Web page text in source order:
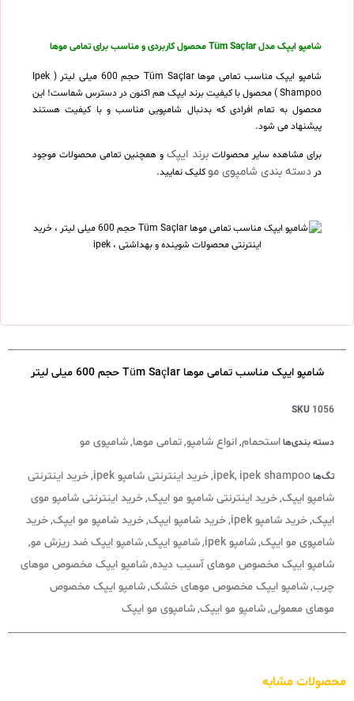
شامپو ایپک مدل Tüm Saçlar محصول کاربردی و مناسب برای تمامی موها
شامپو ایپک مناسب تمامی موها Tüm Saçlar حجم 600 میلی لیتر ( Ipek
Shampoo ) محصول با کیفیت برند ایپک هم اکنون در دسترس شماست! این
محصول به تمام افرادی که بدنبال شامپویی مناسب و با کیفیت هستند
پیشنهاد می شود.
برای مشاهده سایر محصولات برند ایپک و همچنین تمامی محصولات موجود
در دسته بندی شامپوی موکلیک نمایید.
شامپو ایپک مناسب تمامی موها Tüm Saçlar حجم 600 میلی لیتر
SKU 1056
دسته بندی‌هااستحمام,انواع شامپو,تمامی موها,شامپوی مو
تگ‌ها ipek, ipek shampoo
,خرید اینترنتی شامپو ipek ,خرید اینترنتی
شامپو ایپک,خرید اینترنتی شامپو مو ایپک,خرید اینترنتی شامپو موی
ایپک,خرید شامپو ipek ,خرید شامپو ایپک,خرید شامپو مو ایپک,خرید
شامپوی مو ایپک,شامپو ipek ,شامپو ایپک,شامپو ایپک ضد ریزش مو,
شامپو ایپک مخصوص موهای آسیب دیده,شامپو ایپک مخصوص موهای
چرب,شامپو ایپک مخصوص موهای خشک,شامپو ایپک مخصوص
موهای معمولی,شامپو مو ایپک,شامپوی مو ایپک
محصولات مشابه